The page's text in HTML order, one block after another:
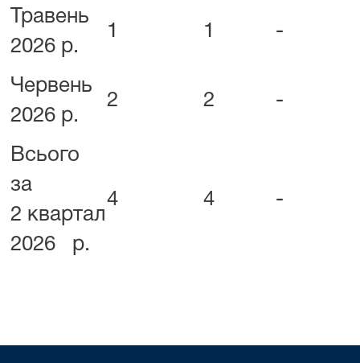
Травень
2026 р.
1 1 -
Червень
2026 р.
2 2 -
Всього
за
2 квартал
2026 р.
4 4 -